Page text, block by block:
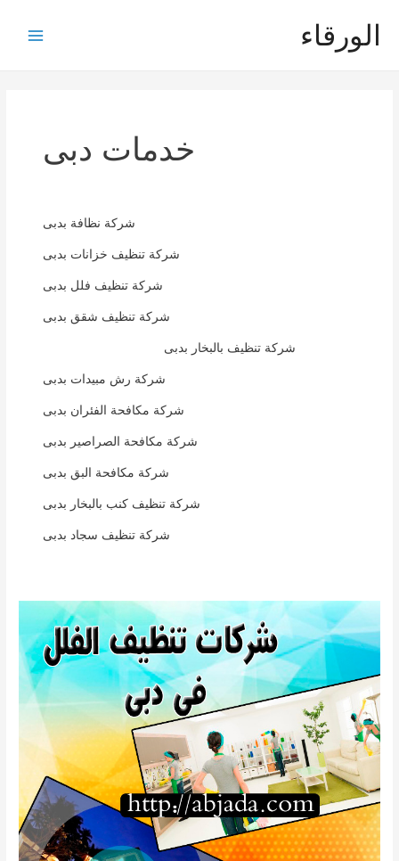
المحتوى
الورقاء
خدمات دبى
شركة نظافة بدبى
شركة تنظيف خزانات بدبى
شركة تنظيف فلل بدبى
شركة تنظيف شقق بدبى
شركة تنظيف بالبخار بدبى
شركة رش مبيدات بدبى
شركة مكافحة الفئران بدبى
شركة مكافحة الصراصير بدبى
شركة مكافحة البق بدبى
شركة تنظيف كنب بالبخار بدبى
شركة تنظيف سجاد بدبى